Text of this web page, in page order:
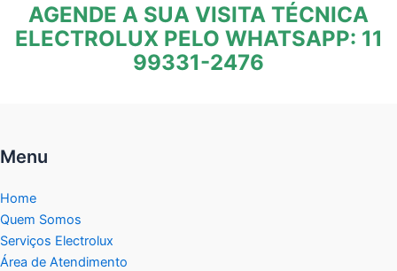
AGENDE A SUA VISITA TÉCNICA
ELECTROLUX PELO WHATSAPP: 11
99331-2476
Menu
Home
Quem Somos
Serviços Electrolux
Área de Atendimento